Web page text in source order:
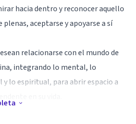
hacia dentro y reconocer aquello
aceptarse y apoyarse a sí
relacionarse con el mundo de
integrando lo mental, lo
lo espiritual, para abrir espacio a